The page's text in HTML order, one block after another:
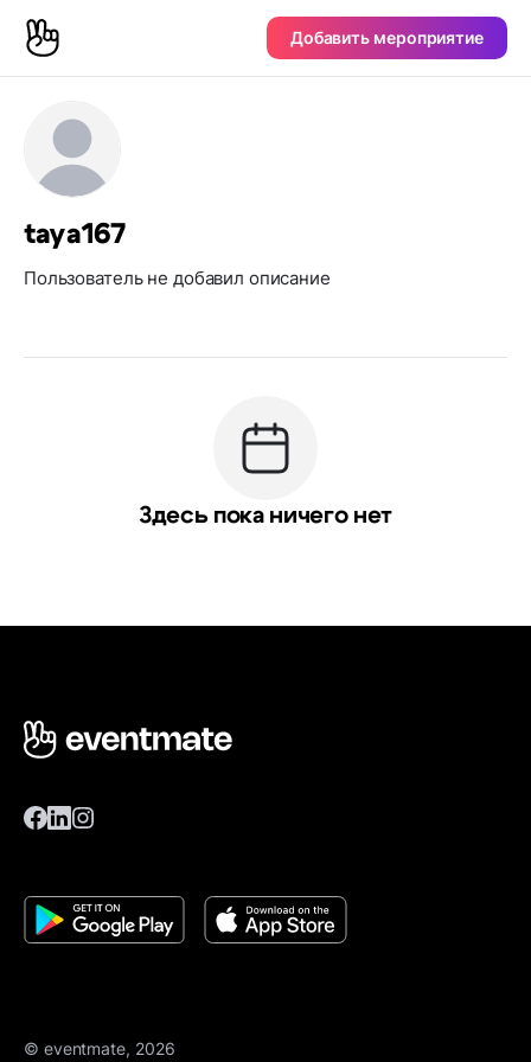
Добавить мероприятие
taya167
Пользователь не добавил описание
Здесь пока ничего нет
© eventmate, 2026